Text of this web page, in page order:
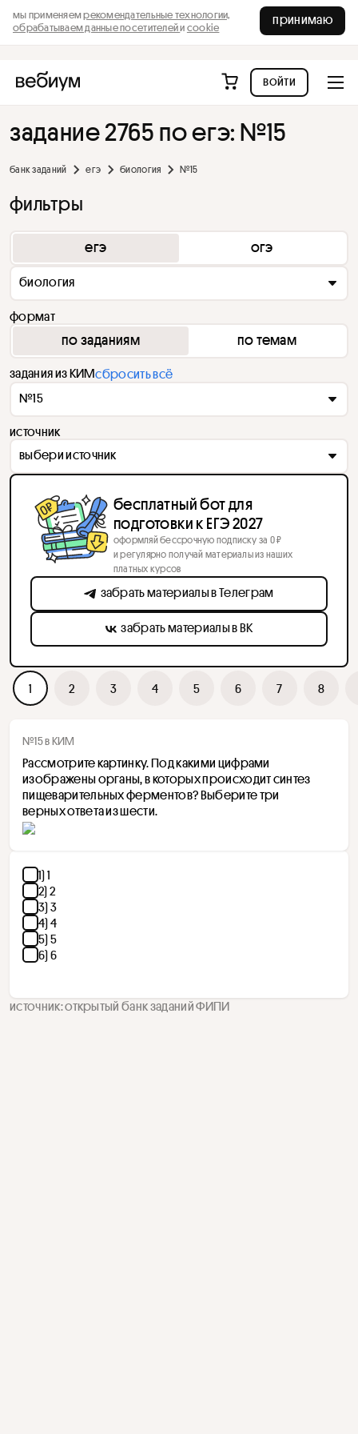
мы применяемрекомендательные технологии,
обрабатываем данные посетителейи cookie
принимаю
войти
задание 2765 по егэ: №15
банк заданий егэ биология №15
фильтры
егэ огэ
биология
формат
по заданиям по темам
задания из КИМсбросить всё
№15
источник
выбери источник
1 2 3 4 5 6 7 8
№15 в КИМ
Рассмотрите картинку. Под какими цифрами
изображены органы, в которых происходит синтез
пищеварительных ферментов? Выберите три
верных ответа из шести.
1) 1
2) 2
3) 3
4) 4
5) 5
6) 6
источник: открытый банк заданий ФИПИ
бесплатный бот для
подготовки к ЕГЭ 2027
оформляй бессрочную подписку за 0 ₽
и регулярно получай материалы из наших
платных курсов
забрать материалы в Телеграм
забрать материалы в ВК